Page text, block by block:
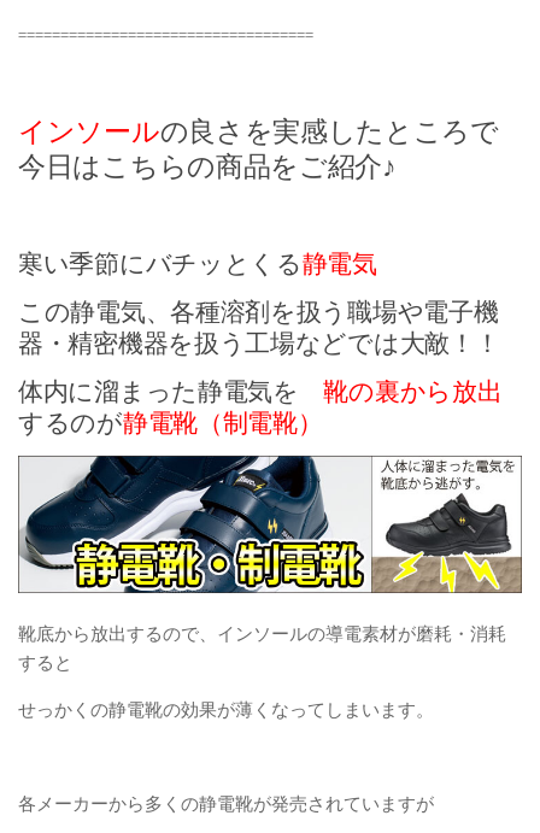
===================================
インソールの良さを実感したところで
今日はこちらの商品をご紹介♪
寒い季節にバチッとくる静電気
この静電気、各種溶剤を扱う職場や電子機
器・精密機器を扱う工場などでは大敵！！
体内に溜まった静電気を靴の裏から放出
するのが静電靴（制電靴）
靴底から放出するので、インソールの導電素材が磨耗・消耗
すると
せっかくの静電靴の効果が薄くなってしまいます。
各メーカーから多くの静電靴が発売されていますが